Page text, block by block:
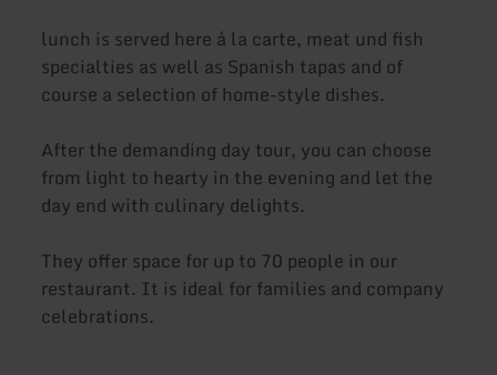
lunch is served here á la carte, meat und fish
specialties as well as Spanish tapas and of
course a selection of home-style dishes.
After the demanding day tour, you can choose
from light to hearty in the evening and let the
day end with culinary delights.
They offer space for up to 70 people in our
restaurant. It is ideal for families and company
celebrations.